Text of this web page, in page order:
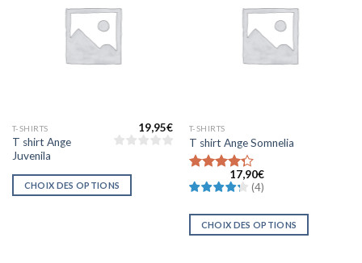
T-SHIRTS
T shirt Ange
Juvenila
19,95€
CHOIX DES OPTIONS
T-SHIRTS
T shirt Ange Somnelia
Note
4.25
sur 5
17,90€
(4)
CHOIX DES OPTIONS